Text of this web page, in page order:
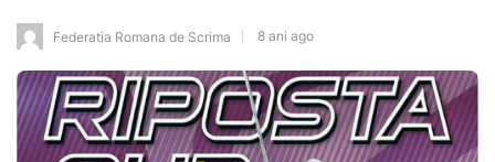
Federatia Romana de Scrima 8 ani ago